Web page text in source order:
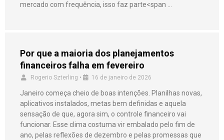
mercado com frequência, isso faz parte<span …
Por que a maioria dos planejamentos
financeiros falha em fevereiro
Rogerio Szterling • 16 de janeiro de 2026
Janeiro começa cheio de boas intenções. Planilhas novas,
aplicativos instalados, metas bem definidas e aquela
sensação de que, agora sim, o controle financeiro vai
funcionar. Esse clima costuma vir embalado pelo fim de
ano, pelas reflexões de dezembro e pelas promessas que